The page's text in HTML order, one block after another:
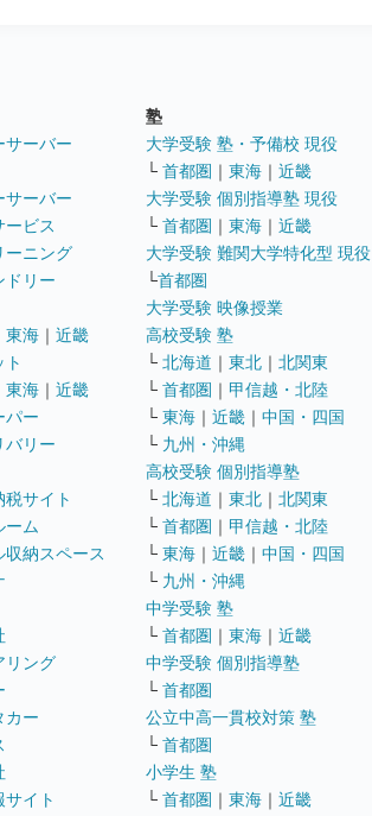
サーバー
サーバー
ービス
ーニング
ドリー
東海 ｜ 近畿
ト
東海 ｜ 近畿
パー
バリー
サイト
ーム
収納スペース
リング
カー
イト
塾
大学受験 塾・予備校 現役
└ 首都圏 ｜ 東海 ｜ 近畿
大学受験 個別指導塾 現役
└ 首都圏 ｜ 東海 ｜ 近畿
大学受験 難関大学特化型 現役
└首都圏
大学受験 映像授業
高校受験 塾
└ 北海道 ｜ 東北 ｜ 北関東
└ 首都圏 ｜ 甲信越・北陸
└ 東海 ｜ 近畿 ｜ 中国・四国
└ 九州・沖縄
高校受験 個別指導塾
└ 北海道 ｜ 東北 ｜ 北関東
└ 首都圏 ｜ 甲信越・北陸
└ 東海 ｜ 近畿 ｜ 中国・四国
└ 九州・沖縄
中学受験 塾
└ 首都圏 ｜ 東海 ｜ 近畿
中学受験 個別指導塾
└ 首都圏
公立中高一貫校対策 塾
└ 首都圏
小学生 塾
└ 首都圏 ｜ 東海 ｜ 近畿